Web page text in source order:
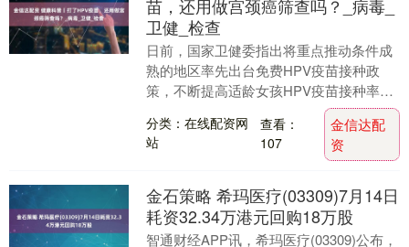
苗，还用做宫颈癌筛查吗？_病毒_
卫健_检查
日前，国家卫健委指出将重点推动条件成
熟的地区率先出台免费HPV疫苗接种政
策，不断提高适龄女孩HPV疫苗接种率。
2021年5月，国家卫健委在全国15个城市
启动了“....
分类：在线配资网
站
查看：
107
金信达配
资
金石策略 希玛医疗(03309)7月14日
耗资32.34万港元回购18万股
智通财经APP讯，希玛医疗(03309)公布，